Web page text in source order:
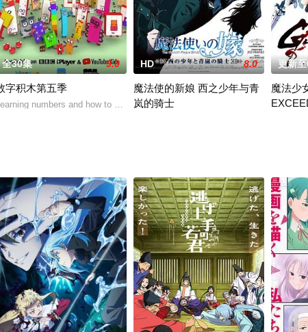
阴险狡猾的恶魔突然出现，摧毁风间仁挚爱的一切，他的人生就此
林凡。 天地异象，乾坤逆转，这一日，林凡降生，一跃成为天门帝子，又
全30集 9.0
字积木第五季
Learning numbers and how to count with colourful personified blocks, each
HD 8.0
魔法使的新娘 西之少年与青
岚的骑士
更新
魔法少